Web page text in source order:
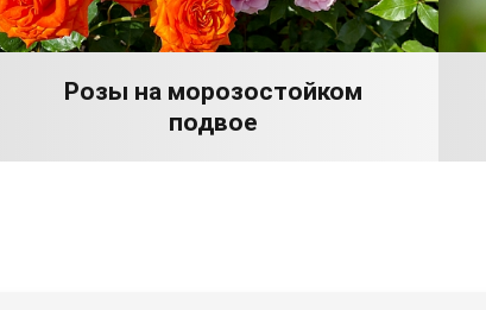
Розы на морозостойком
подвое